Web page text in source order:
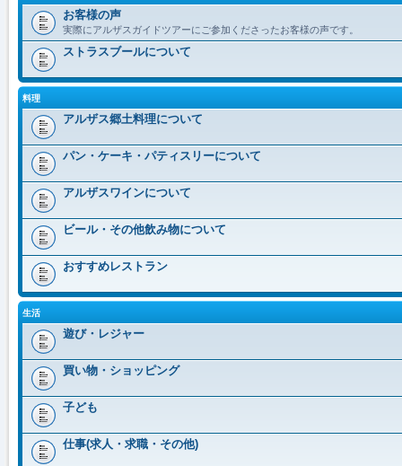
お客様の声
実際にアルザスガイドツアーにご参加くださったお客様の声です。
ストラスブールについて
料理
アルザス郷土料理について
パン・ケーキ・パティスリーについて
アルザスワインについて
ビール・その他飲み物について
おすすめレストラン
生活
遊び・レジャー
買い物・ショッピング
子ども
仕事(求人・求職・その他)